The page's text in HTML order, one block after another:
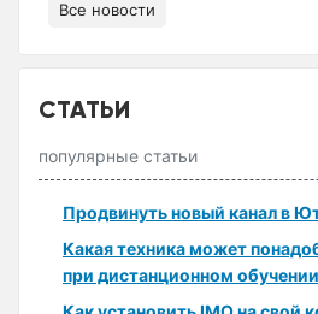
Все новости
СТАТЬИ
популярные статьи
Продвинуть новый канал в
Какая техника может
при дистанционном обучении